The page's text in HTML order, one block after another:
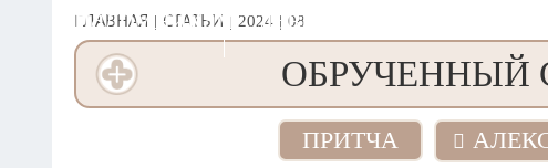
паломникам лавка
ГЛАВНАЯ | СТАТЬИ | 2024 | 08
ОБРУЧЕННЫЙ
ПРИТЧА